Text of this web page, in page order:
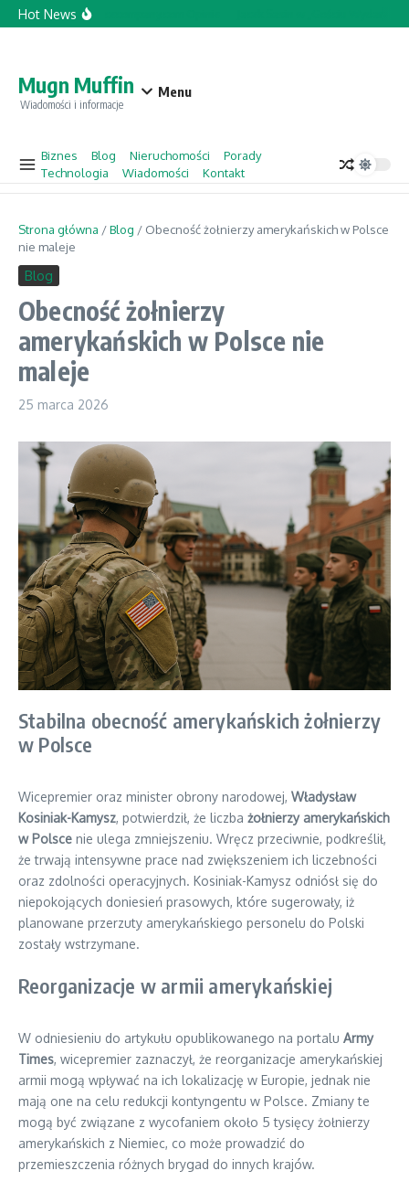
Przejdź do treści
Hot NewsTopforcecompany.com Opinie
Mugn Muffin
Wiadomości i informacje
Menu
Biznes Blog Nieruchomości
Porady
Technologia
Wiadomości Kontakt
Strona główna /Blog / Obecność żołnierzy amerykańskich w Polsce
nie maleje
Blog
Obecność żołnierzy
amerykańskich w Polsce nie
maleje
25 marca 2026
Stabilna obecność amerykańskich żołnierzy
w Polsce
Wicepremier oraz minister obrony narodowej, Władysław
Kosiniak-Kamysz, potwierdził, że liczba żołnierzy amerykańskich
w Polsce nie ulega zmniejszeniu. Wręcz przeciwnie, podkreślił,
że trwają intensywne prace nad zwiększeniem ich liczebności
oraz zdolności operacyjnych. Kosiniak-Kamysz odniósł się do
niepokojących doniesień prasowych, które sugerowały, iż
planowane przerzuty amerykańskiego personelu do Polski
zostały wstrzymane.
Reorganizacje w armii amerykańskiej
W odniesieniu do artykułu opublikowanego na portalu Army
Times, wicepremier zaznaczył, że reorganizacje amerykańskiej
armii mogą wpływać na ich lokalizację w Europie, jednak nie
mają one na celu redukcji kontyngentu w Polsce. Zmiany te
mogą być związane z wycofaniem około 5 tysięcy żołnierzy
amerykańskich z Niemiec, co może prowadzić do
przemieszczenia różnych brygad do innych krajów.